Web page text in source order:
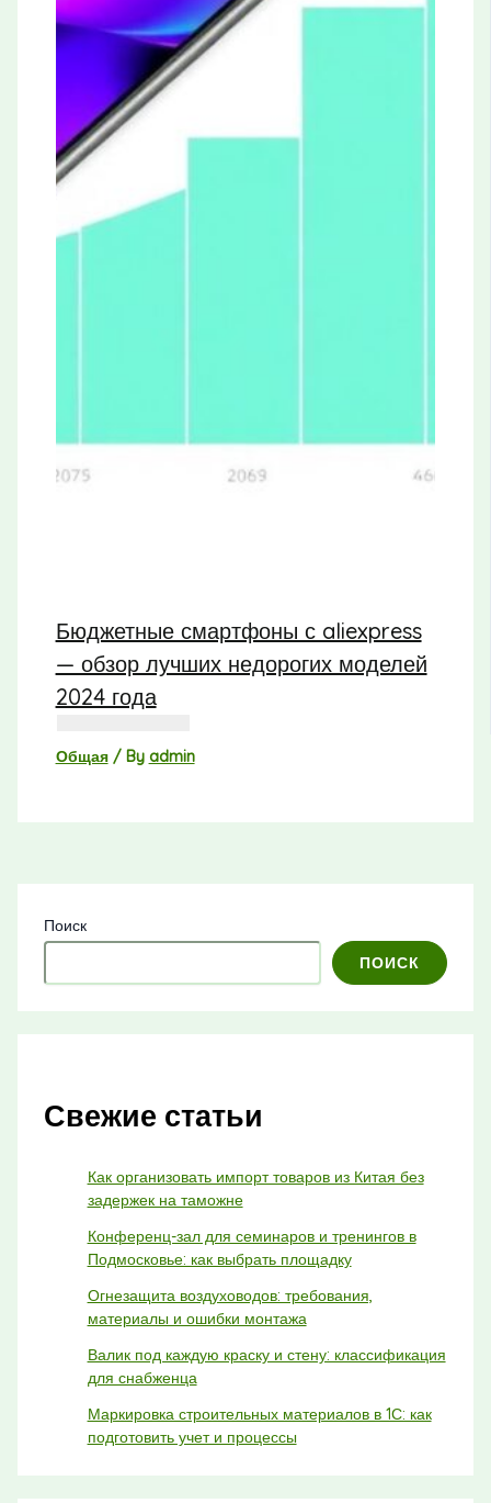
Бюджетные смартфоны с aliexpress
— обзор лучших недорогих моделей
2024 года
Общая/ By admin
Поиск
ПОИСК
Свежие статьи
Как организовать импорт товаров из Китая без
задержек на таможне
Конференц-зал для семинаров и тренингов в
Подмосковье: как выбрать площадку
Огнезащита воздуховодов: требования,
материалы и ошибки монтажа
Валик под каждую краску и стену: классификация
для снабженца
Маркировка строительных материалов в 1С: как
подготовить учет и процессы